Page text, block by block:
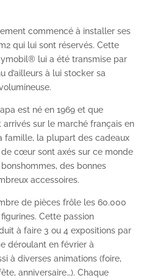
commencé à installer ses
qui lui sont réservés. Cette
® lui a été transmise par
d’ailleurs à lui stocker sa
est né en 1969 et que
sur le marché français en
famille, la plupart des cadeaux
cœur sont axés sur ce monde
des bonnes
accessoires.
de pièces frôle les 60.000
Cette passion
à faire 3 ou 4 expositions par
déroulant en février à
à diverses animations (foire,
anniversaire…). Chaque